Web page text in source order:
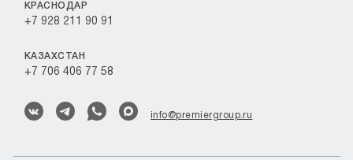
info@premiergroup.ru
КРАСНОДАР
+7 928 211 90 91
КАЗАХСТАН
+7 706 406 77 58